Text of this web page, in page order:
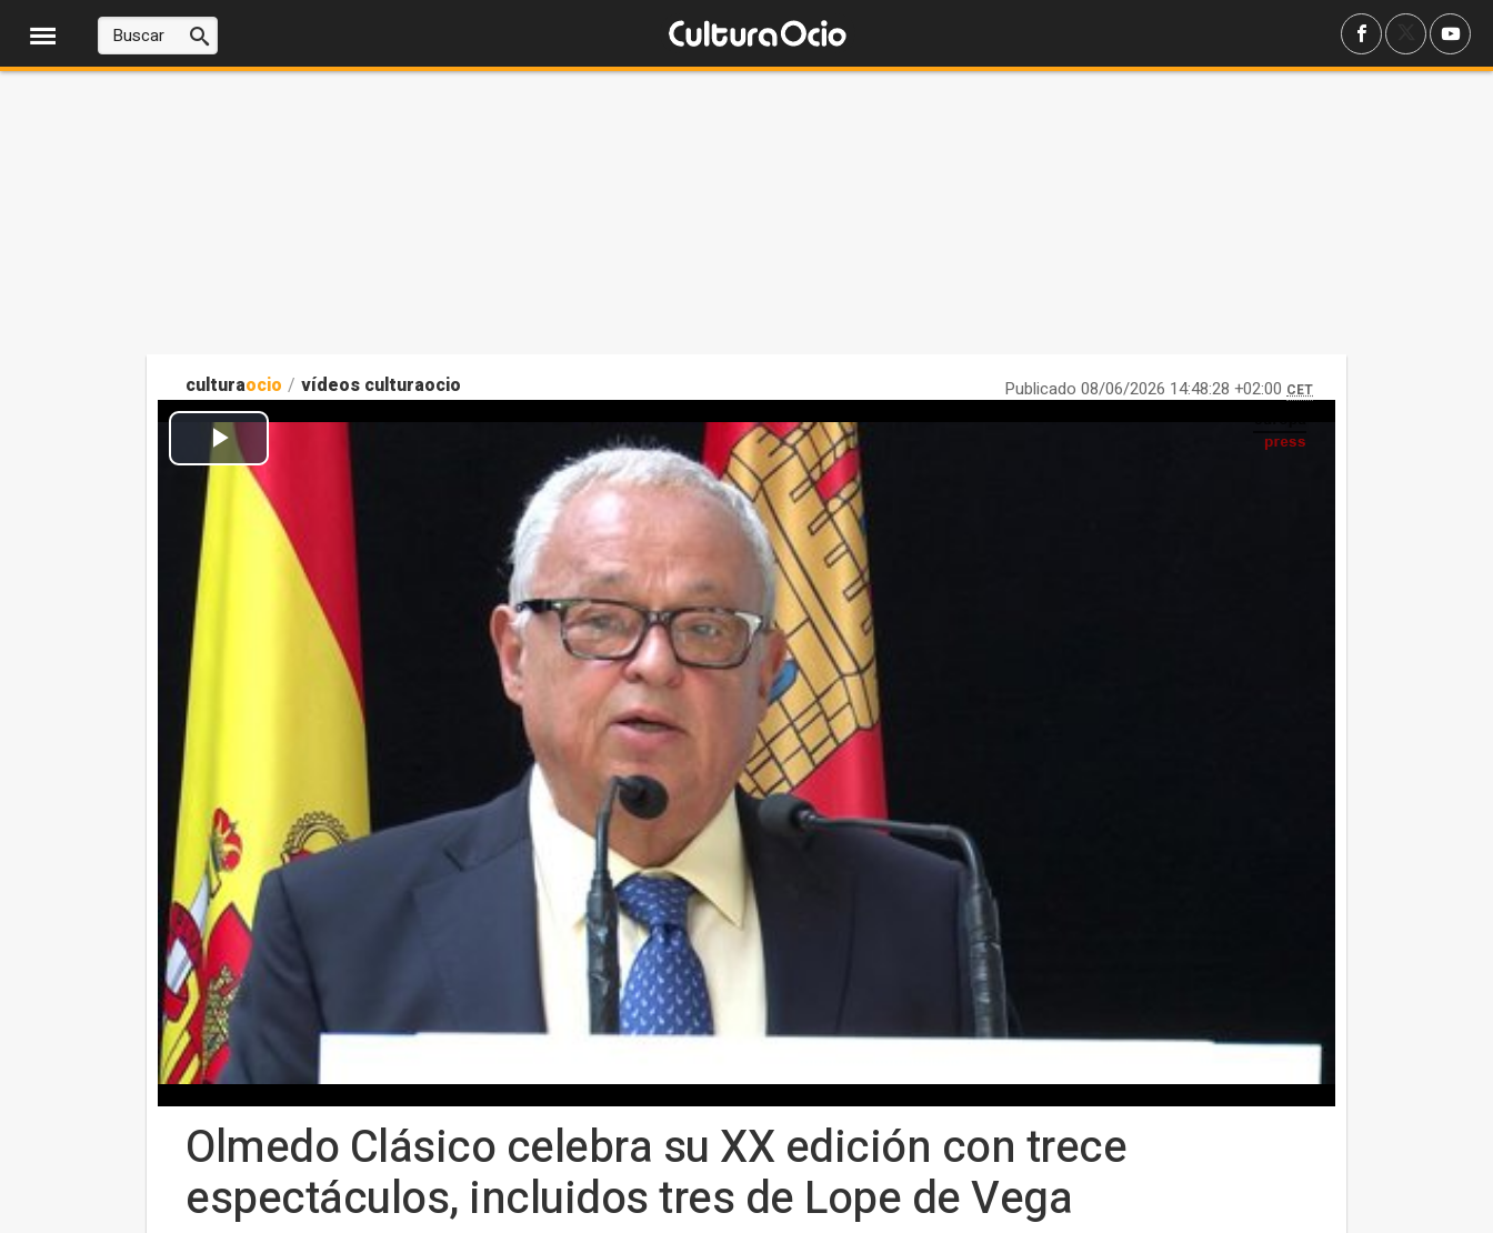
culturaocio / vídeos culturaocio Publicado 08/06/2026 14:48:28 +02:00 CET
Olmedo Clásico celebra su XX edición con trece
espectáculos, incluidos tres de Lope de Vega